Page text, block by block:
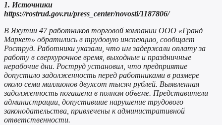
1. Источники
https://rostrud.gov.ru/press_center/novosti/1187806/
В Якутии 47 работников торговой компании ООО «Гранд
Маркет» обратились в трудовую инспекцию, сообщает
Роструд. Работники указали, что им задержали оплату за
работу в сверхурочное время, выходные и праздничные
нерабочие дни. Роструд установил, что предприятие
допустило задолженность перед работниками в размере
около семи миллионов двухсот тысяч рублей. Выявленная
задолженность погашена в полном объеме. Представители
администрации, допустившие нарушение трудового
законодательства, привлечены к административной
ответственности.